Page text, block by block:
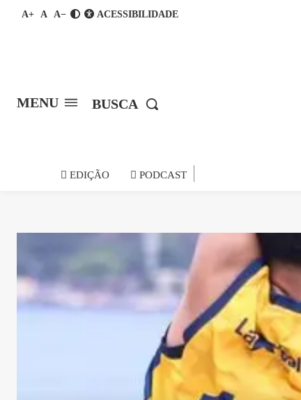
A+ A A− ACESSIBILIDADE
MENU BUSCA
EDIÇÃO PODCAST